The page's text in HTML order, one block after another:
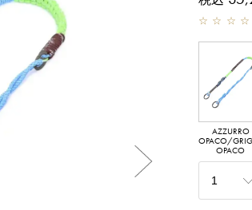
☆ ☆ ☆ ☆
AZZURRO
OPACO/
OPACO